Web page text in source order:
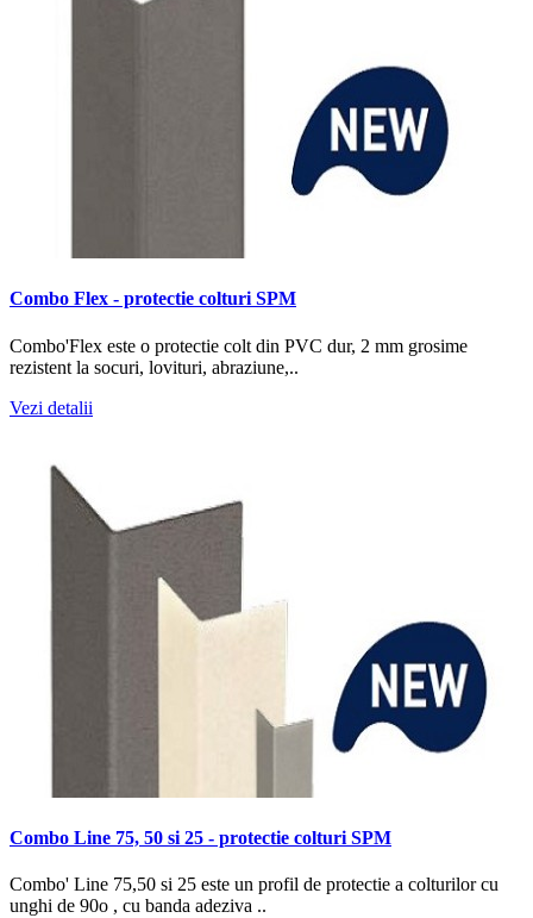
Combo Flex - protectie colturi SPM
Combo'Flex este o protectie colt din PVC dur, 2 mm grosime
rezistent la socuri, lovituri, abraziune,..
Vezi detalii
Combo Line 75, 50 si 25 - protectie colturi SPM
Combo' Line 75,50 si 25 este un profil de protectie a colturilor cu
unghi de 90o , cu banda adeziva ..